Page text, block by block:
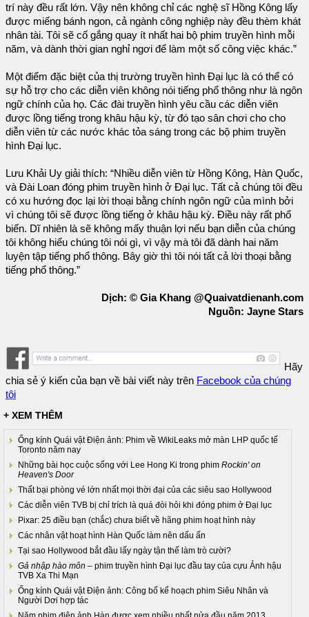
trí này đều rất lớn. Vậy nên không chỉ các nghệ sĩ Hồng Kông lấy
được miếng bánh ngon, cả ngành công nghiệp này đều thèm khát
nhân tài. Tôi sẽ cố gắng quay ít nhất hai bộ phim truyền hình mỗi
năm, và dành thời gian nghỉ ngơi để làm một số công việc khác.”
Một điểm đặc biệt của thị trường truyền hình Đại lục là có thể có
sự hỗ trợ cho các diễn viên không nói tiếng phổ thông như là ngôn
ngữ chính của họ. Các đài truyền hình yêu cầu các diễn viên
được lồng tiếng trong khâu hậu kỳ, từ đó tạo sân chơi cho cho
diễn viên từ các nước khác tỏa sáng trong các bộ phim truyền
hình Đại lục.
Lưu Khải Uy giải thích: “Nhiều diễn viên từ Hồng Kông, Hàn Quốc,
và Đài Loan đóng phim truyền hình ở Đại lục. Tất cả chúng tôi đều
có xu hướng đọc lại lời thoại bằng chính ngôn ngữ của mình bởi
vì chúng tôi sẽ được lồng tiếng ở khâu hậu kỳ. Điều này rất phổ
biển. Dĩ nhiên là sẽ không mấy thuận lợi nếu bạn diễn của chúng
tôi không hiểu chúng tôi nói gì, vì vậy mà tôi đã dành hai năm
luyện tập tiếng phổ thông. Bây giờ thì tôi nói tất cả lời thoại bằng
tiếng phổ thông.”
Dịch: © Gia Khang @Quaivatdienanh.com
Nguồn: Jayne Stars
Hãy
chia sẻ ý kiến của bạn về bài viết này trên Facebook của chúng
tôi
+ XEM THÊM
Ống kính Quái vật Điện ảnh: Phim về WikiLeaks mở màn LHP quốc tế
Toronto năm nay
Những bài học cuộc sống với Lee Hong Ki trong phim Rockin' on
Heaven's Door
Thất bại phòng vé lớn nhất mọi thời đại của các siêu sao Hollywood
Các diễn viên TVB bị chỉ trích là quá đòi hỏi khi đóng phim ở Đại lục
Pixar: 25 điều bạn (chắc) chưa biết về hãng phim hoạt hình này
Các nhân vật hoạt hình Hàn Quốc làm nên dấu ấn
Tại sao Hollywood bắt đầu lấy ngày tận thế làm trò cười?
Gả nhập hào môn – phim truyền hình Đại lục đầu tay của cựu Ảnh hậu
TVB Xa Thi Mạn
Ống kính Quái vật Điện ảnh: Công bố kế hoạch phim Siêu Nhân và
Người Dơi hợp tác